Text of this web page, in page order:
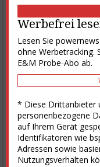
Werbefrei
Lesen Sie
ohne Werbetracking.
E&M Probe-Abo ab.
* Diese Drittanbieter
personenbezogene
auf Ihrem Gerät
Identifikatoren wie
Adressen sowie
Nutzungsverhalten
E&M
Stiftung
Gammel
Consileon
Blåkäder
alle Firmen
Chart des Tages
Gassco-Pipeline: